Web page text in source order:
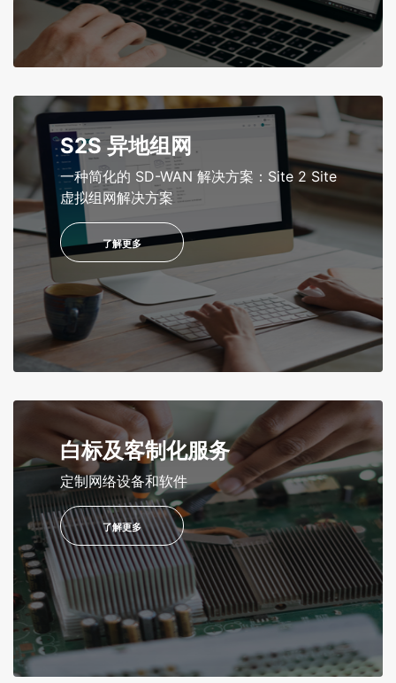
S2S 异地组网
一种简化的 SD-WAN 解决方案：Site 2 Site
虚拟组网解决方案
了解更多
白标及客制化服务
定制网络设备和软件
了解更多